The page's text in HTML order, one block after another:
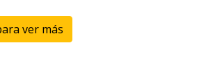
ver más